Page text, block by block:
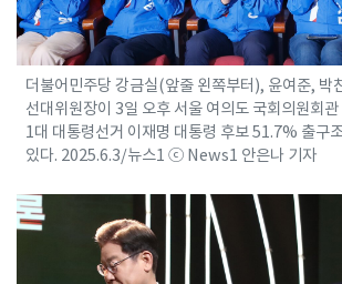
더불어민주당 강금실(앞줄 왼쪽부터), 윤여준, 박
선대위원장이 3일 오후 서울 여의도 국회의원회
1대 대통령선거 이재명 대통령 후보 51.7% 출구
있다. 2025.6.3/뉴스1 ⓒ News1 안은나 기자